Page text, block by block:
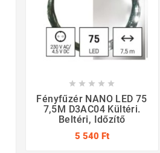
    
Fényfűzér NANO LED 75
7,5M D3AC04 Kültéri.
Beltéri, Időzítő
5 540 Ft